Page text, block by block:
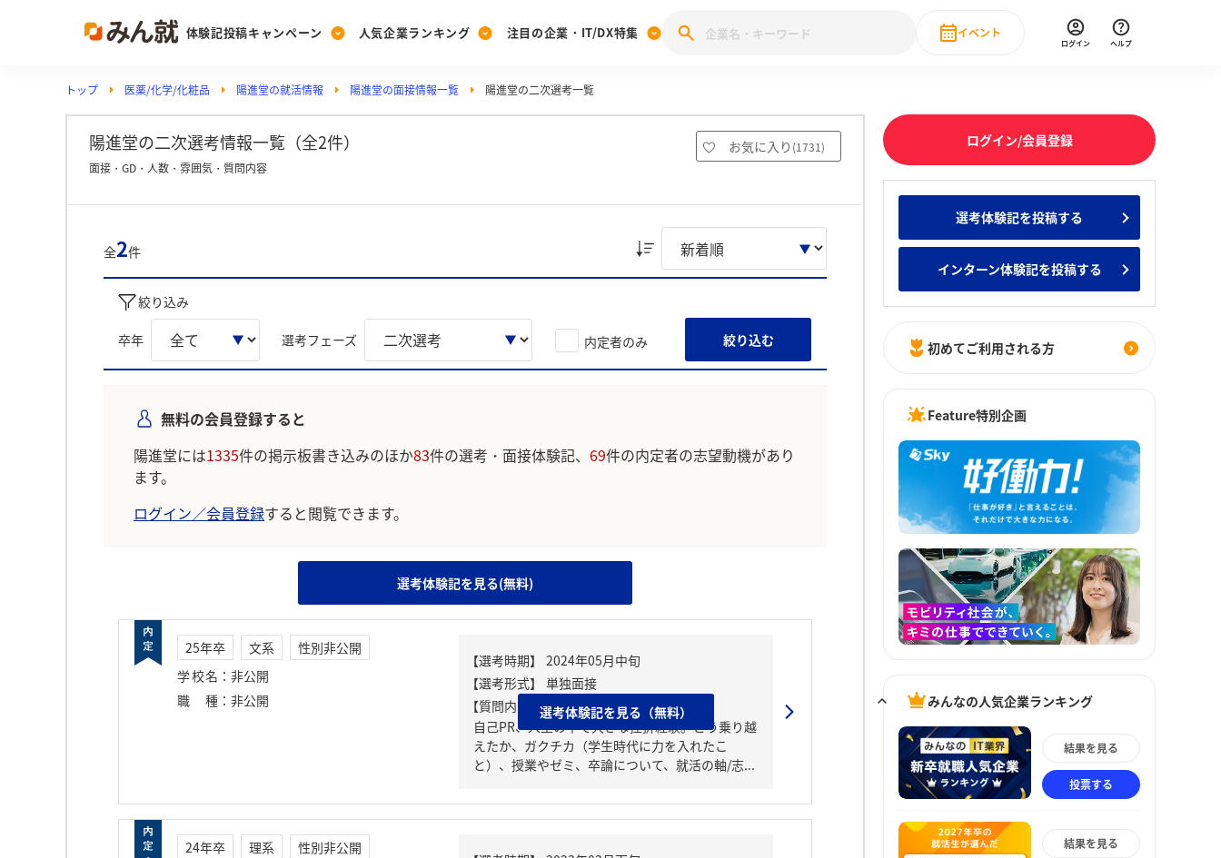
体験記投稿キャンペーン
Post
投稿する
[27卒] 本選考体験記投稿キャンペーン
人気企業ランキング
Ranking
ランキングを見る
Vote みんなの新卒就職人気企業ランキング みんなのインターン人気企業ランキ
注目の企業・IT/DX特集
PickUp
注目の企業特集
28卒 IT・DX現場社員インタビュー
イベント
直近のイベント一覧
ログイン ヘルプ
トップ 医薬/化学/化粧品 陽進堂の就活情報 陽進堂の面接情報一覧 陽進堂の二次選考一覧
陽進堂の二次選考情報一覧（全2件） お気に入り (1731)
面接・GD・人数・雰囲気・質問内容
全2件
絞り込み
卒年 選考フェーズ 内定者のみ 絞り込む
無料の会員登録すると
陽進堂には1335件の掲示板書き込みのほか83件の選考・面接体験記、 69件の内定者の志望動機があり
ます。
ログイン／会員登録すると閲覧できます。
選考体験記を見る(無料)
25年卒 文系
性別非公開
学校名 ： 非公開
職種 ： 非公開
【質問内容・課題】
自己PR、人生の中で大きな挫折経験。どう乗り越
えたか、ガクチカ（学生時代に力を入れたこ
と）、授業やゼミ、卒論について、就活の軸/志...
選考体験記を見る（無料）
24年卒 理系
性別非公開
ログイン/会員登録
選考体験記を投稿する
インターン体験記を投稿する
初めてご利用される方
Feature特別企画
みんなの人気企業ランキング
結果を見る
投票する
結果を見る